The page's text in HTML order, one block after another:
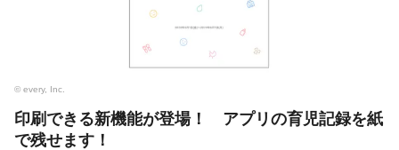
© every, Inc.
印刷できる新機能が登場！ アプリの育児記録を紙
で残せます！